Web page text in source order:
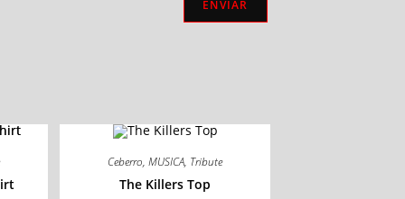
Ceberro,MUSICA, Tribute
The Killers Top